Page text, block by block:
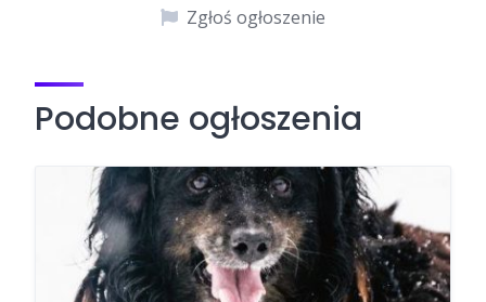
Zgłoś ogłoszenie
Podobne ogłoszenia